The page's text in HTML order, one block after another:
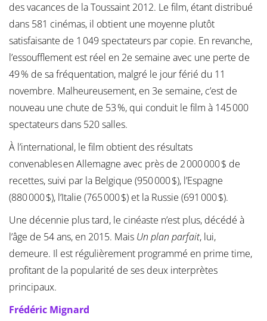
des vacances de la Toussaint 2012. Le film, étant distribué
dans 581 cinémas, il obtient une moyenne plutôt
satisfaisante de 1 049 spectateurs par copie. En revanche,
l’essoufflement est réel en 2e semaine avec une perte de
49 % de sa fréquentation, malgré le jour férié du 11
novembre. Malheureusement, en 3e semaine, c’est de
nouveau une chute de 53 %, qui conduit le film à 145 000
spectateurs dans 520 salles.
À l’international, le film obtient des résultats
convenables en Allemagne avec près de 2 000 000 $ de
recettes, suivi par la Belgique (950 000 $), l’Espagne
(880 000 $), l’Italie (765 000 $) et la Russie (691 000 $).
Une décennie plus tard, le cinéaste n’est plus, décédé à
l’âge de 54 ans, en 2015. Mais Un plan parfait, lui,
demeure. Il est régulièrement programmé en prime time,
profitant de la popularité de ses deux interprètes
principaux.
Frédéric Mignard